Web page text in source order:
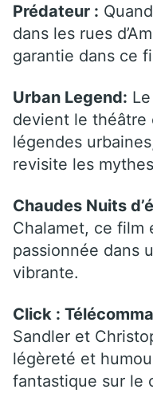
Prédateur :
dans les rues
garantie dans ce
Urban Legend:
devient le théâtre
légendes
revisite les
Chaudes Nuits
Chalamet, ce film
passionnée dans
vibrante.
Click :
Sandler et
légèreté et
fantastique sur le